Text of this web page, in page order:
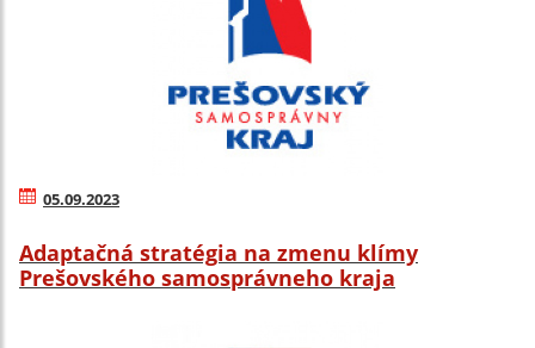
05.09.2023
Adaptačná stratégia na zmenu klímy
Prešovského samosprávneho kraja